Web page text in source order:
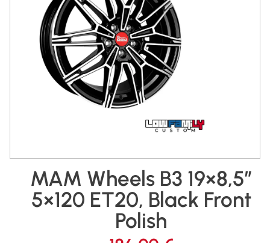
MAM Wheels B3 19×8,5″
5×120 ET20, Black Front
Polish